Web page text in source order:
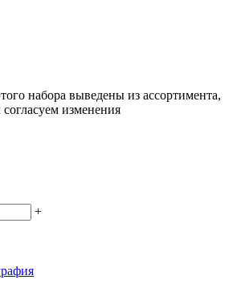
набора выведены из ассортимента,
изменения
+